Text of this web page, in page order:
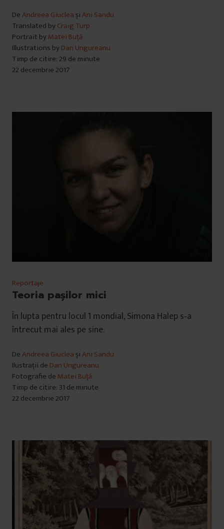
DeAndreea Giuclea șiAni Sandu
Translated byCraig Turp
Portrait byMatei Buță
Illustrations byDan Ungureanu
Timp de citire: 29 de minute
22 decembrie 2017
Reportaje
Teoria pașilor mici
În lupta pentru locul 1 mondial, Simona Halep s‑a
întrecut mai ales pe sine.
DeAndreea Giuclea șiAni Sandu
Ilustrații de Dan Ungureanu
Fotografie de Matei Buță
Timp de citire: 31 de minute
22 decembrie 2017